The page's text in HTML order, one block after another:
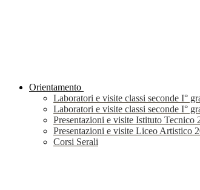
Orientamento
Laboratori e visite classi seconde I°
Laboratori e visite classi seconde I°
Presentazioni e visite Istituto Tecnico
Presentazioni e visite Liceo Artistico
Corsi Serali